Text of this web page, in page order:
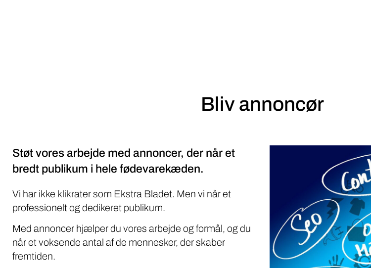
Bliv annoncør
Støt vores arbejde med annoncer, der når et
bredt publikum i hele fødevarekæden.
Vi har ikke klikrater som Ekstra Bladet. Men vi når et
professionelt og dedikeret publikum.
Med annoncer hjælper du vores arbejde og formål, og du
når et voksende antal af de mennesker, der skaber
fremtiden.